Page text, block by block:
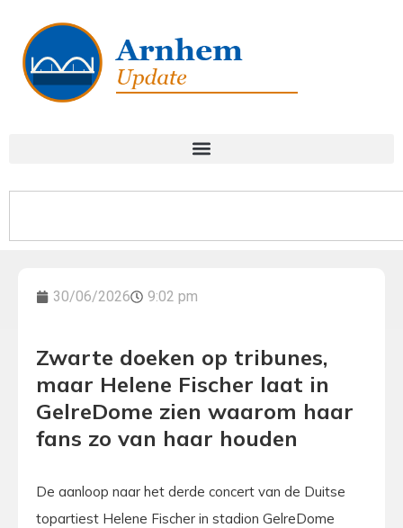
30/06/2026 9:02 pm
Zwarte doeken op tribunes,
maar Helene Fischer laat in
GelreDome zien waarom haar
fans zo van haar houden
De aanloop naar het derde concert van de Duitse
topartiest Helene Fischer in stadion GelreDome